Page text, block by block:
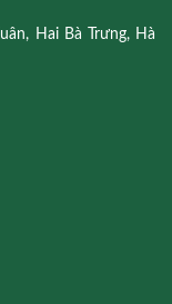
Hai Bà Trưng, Hà